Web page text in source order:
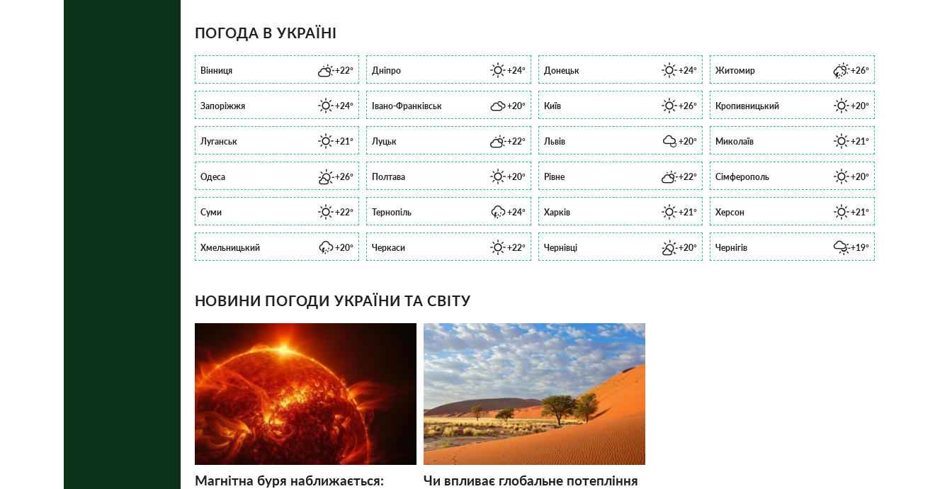
ПОГОДА В УКРАЇНІ
Вінниця +22° Дніпро +24° Донецьк +24° Житомир +26°
Запоріжжя +24° Івано-Франківськ +20° Київ +26° Кропивницький +20°
Луганськ +21° Луцьк +22° Львів +20° Миколаїв +21°
Одеса +26° Полтава +20° Рівне +22° Сімферополь +20°
Суми +22° Тернопіль +24° Харків +21° Херсон +21°
Хмельницький +20° Черкаси +22° Чернівці +20° Чернігів +19°
НОВИНИ ПОГОДИ УКРАЇНИ ТА СВІТУ
Магнітна буря наближається:
Чи впливає глобальне потепління